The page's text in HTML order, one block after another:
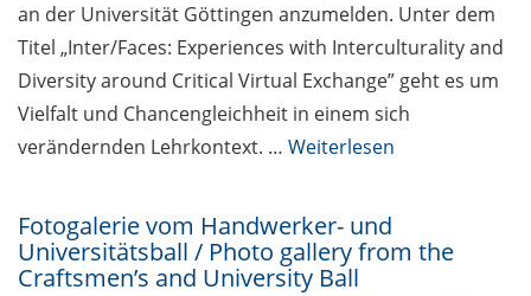
an der Universität Göttingen anzumelden. Unter dem
Titel „Inter/Faces: Experiences with Interculturality and
Diversity around Critical Virtual Exchange” geht es um
Vielfalt und Chancengleichheit in einem sich
verändernden Lehrkontext. … Weiterlesen
Fotogalerie vom Handwerker- und
Universitätsball / Photo gallery from the
Craftsmen’s and University Ball